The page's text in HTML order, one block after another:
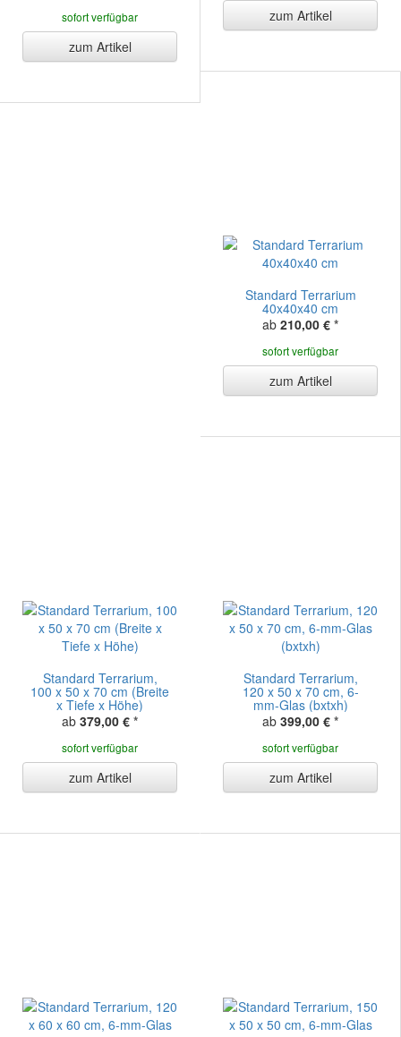
sofort verfügbar
zum Artikel
zum Artikel
Standard Terrarium
40x40x40 cm
ab 210,00 € *
sofort verfügbar
zum Artikel
Standard Terrarium,
100 x 50 x 70 cm (Breite
x Tiefe x Höhe)
ab 379,00 € *
sofort verfügbar
zum Artikel
Standard Terrarium,
120 x 50 x 70 cm, 6-
mm-Glas (bxtxh)
ab 399,00 € *
sofort verfügbar
zum Artikel